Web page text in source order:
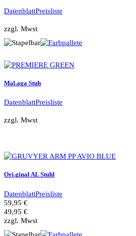
DatenblattPreisliste
zzgl. Mwst
Mal.aga Stuh
DatenblattPreisliste
zzgl. Mwst
Ori.ginal AL Stuhl
DatenblattPreisliste
59,95 €
49,95 €
zzgl. Mwst